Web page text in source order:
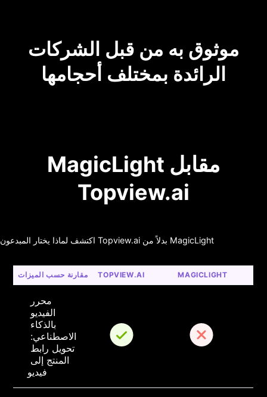
موثوق به من قبل الشركات
الرائدة بمختلف أحجامها
MagicLight مقابل
Topview.ai
اكتشف لماذا يختار المبدعون Topview.ai بدلاً من MagicLight
مقارنة حسب الميزات TOPVIEW.AI MAGICLIGHT
محرر
الفيديو
بالذكاء
الاصطناعي:
تحويل رابط
المنتج إلى
فيديو